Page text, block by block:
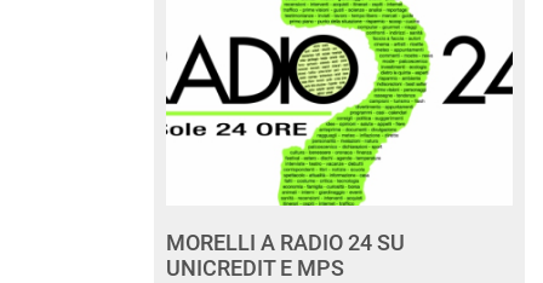
MORELLI A RADIO 24 SU
UNICREDIT E MPS